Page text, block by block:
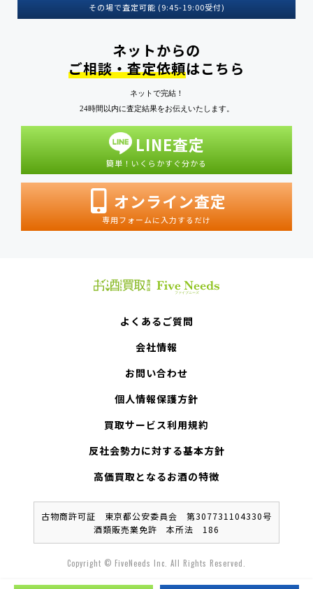
その場で査定可能 (9:45-19:00受付)
ネットからの
ご相談・査定依頼はこちら
ネットで完結！
24時間以内に査定結果をお伝えいたします。
LINE査定
簡単！いくらかすぐ分かる
オンライン査定
専用フォームに入力するだけ
よくあるご質問
会社情報
お問い合わせ
個人情報保護方針
買取サービス利用規約
反社会勢力に対する基本方針
高価買取となるお酒の特徴
古物商許可証 東京都公安委員会 第307731104330号
酒類販売業免許 本所法 186
Copyright © FiveNeeds Inc. All Rights Reserved.